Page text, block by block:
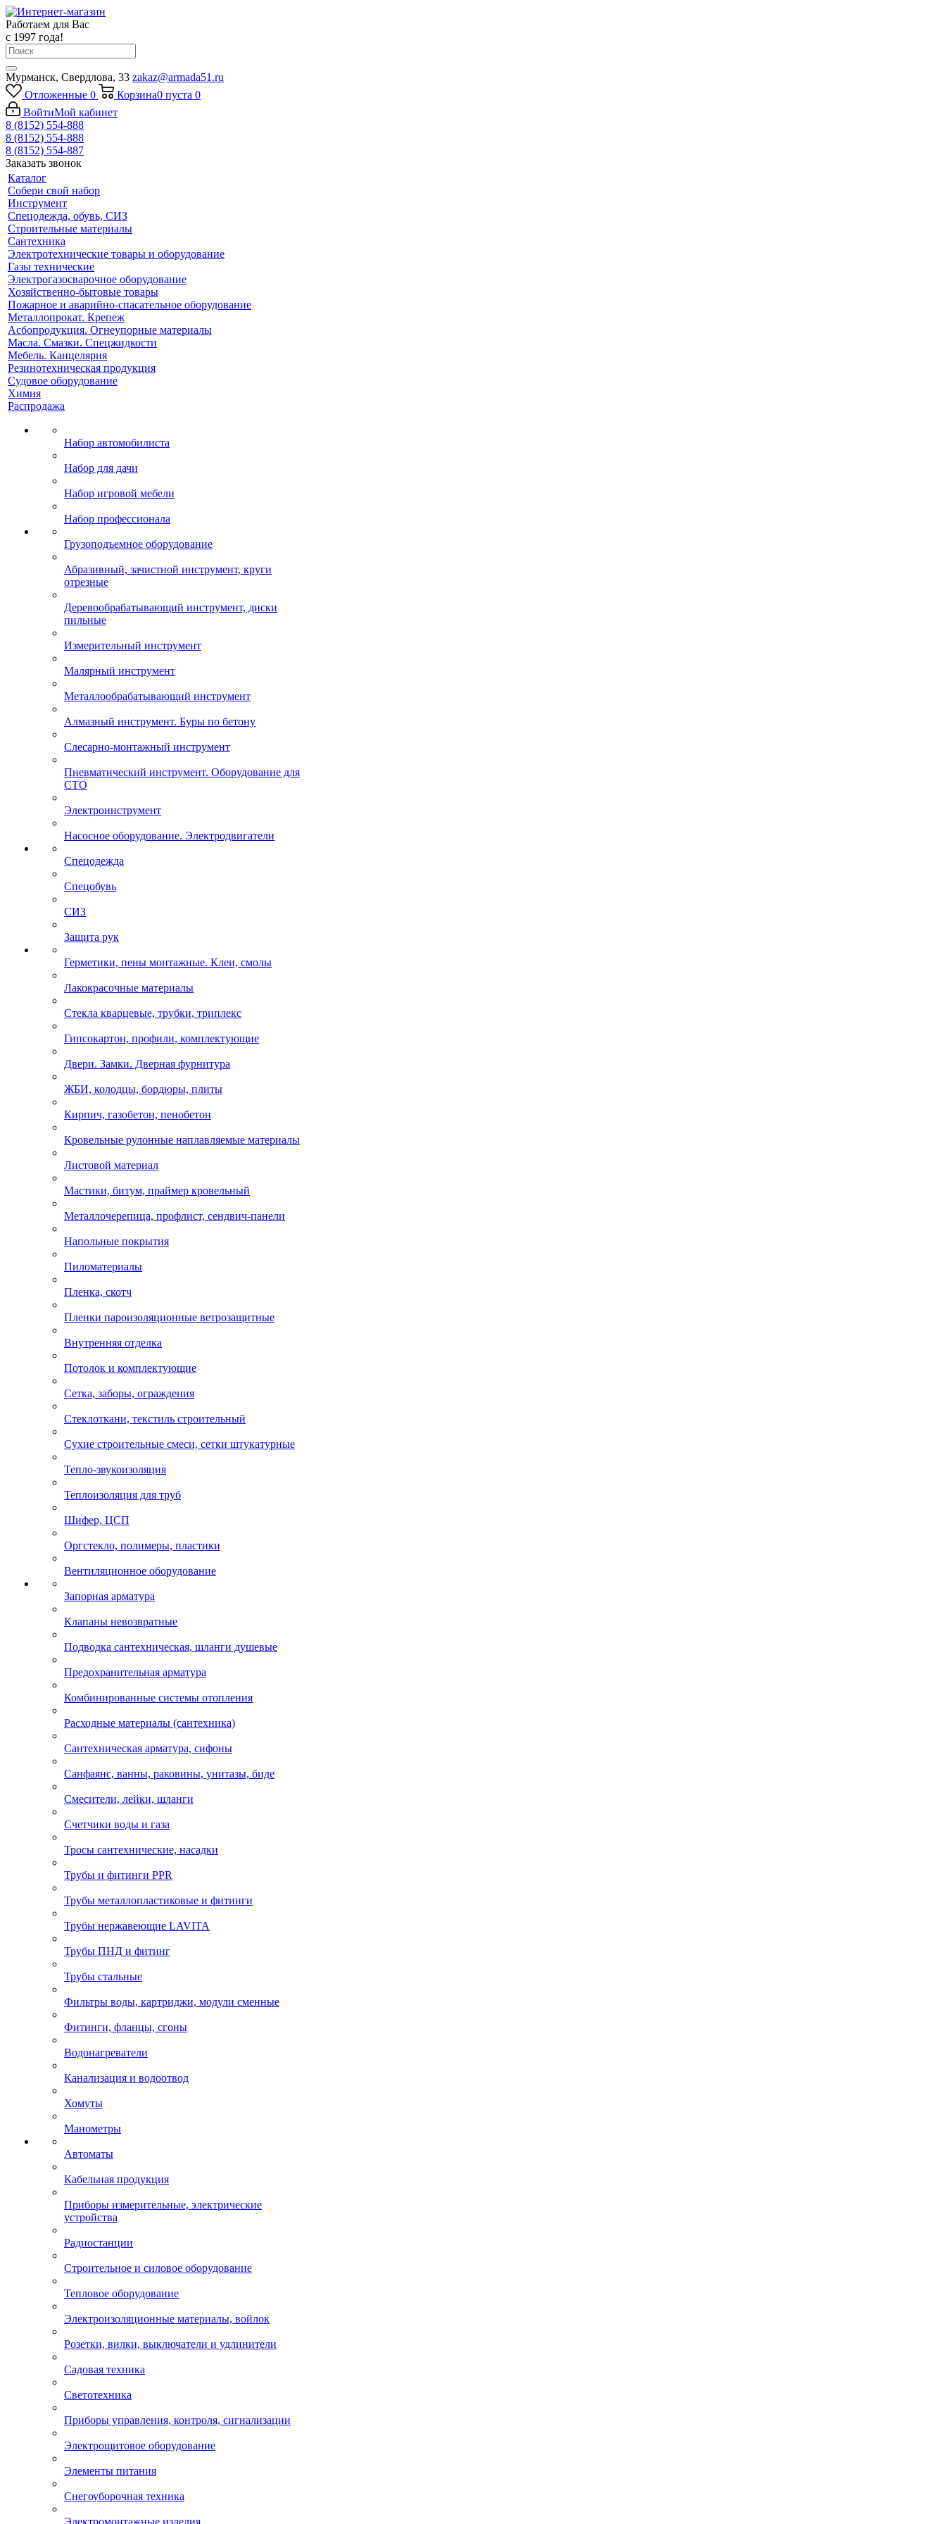
Работаем для Вас
с 1997 года!
Мурманск, Свердлова, 33 zakaz@armada51.ru
Отложенные 0 Корзина0 пуста 0
ВойтиМой кабинет
8 (8152) 554-888
8 (8152) 554-888
8 (8152) 554-887
Заказать звонок
Каталог
Собери свой набор
Инструмент
Спецодежда, обувь, СИЗ
Строительные материалы
Сантехника
Электротехнические товары и оборудование
Газы технические
Электрогазосварочное оборудование
Хозяйственно-бытовые товары
Пожарное и аварийно-спасательное оборудование
Металлопрокат. Крепеж
Асбопродукция. Огнеупорные материалы
Масла. Смазки. Спецжидкости
Мебель. Канцелярия
Резинотехническая продукция
Судовое оборудование
Химия
Распродажа
Набор автомобилиста
Набор для дачи
Набор игровой мебели
Набор профессионала
Грузоподъемное оборудование
Абразивный, зачистной инструмент, круги
отрезные
Деревообрабатывающий инструмент, диски
пильные
Измерительный инструмент
Малярный инструмент
Металлообрабатывающий инструмент
Алмазный инструмент. Буры по бетону
Слесарно-монтажный инструмент
Пневматический инструмент. Оборудование для
СТО
Электроинструмент
Насосное оборудование. Электродвигатели
Спецодежда
Спецобувь
СИЗ
Защита рук
Герметики, пены монтажные. Клеи, смолы
Лакокрасочные материалы
Стекла кварцевые, трубки, триплекс
Гипсокартон, профили, комплектующие
Двери. Замки. Дверная фурнитура
ЖБИ, колодцы, бордюры, плиты
Кирпич, газобетон, пенобетон
Кровельные рулонные наплавляемые материалы
Листовой материал
Мастики, битум, праймер кровельный
Металлочерепица, профлист, сендвич-панели
Напольные покрытия
Пиломатериалы
Пленка, скотч
Пленки пароизоляционные ветрозащитные
Внутренняя отделка
Потолок и комплектующие
Сетка, заборы, ограждения
Стеклоткани, текстиль строительный
Сухие строительные смеси, сетки штукатурные
Тепло-звукоизоляция
Теплоизоляция для труб
Шифер, ЦСП
Оргстекло, полимеры, пластики
Вентиляционное оборудование
Запорная арматура
Клапаны невозвратные
Подводка сантехническая, шланги душевые
Предохранительная арматура
Комбинированные системы отопления
Расходные материалы (сантехника)
Сантехническая арматура, сифоны
Санфаянс, ванны, раковины, унитазы, биде
Смесители, лейки, шланги
Счетчики воды и газа
Тросы сантехнические, насадки
Трубы и фитинги PPR
Трубы металлопластиковые и фитинги
Трубы нержавеющие LAVITA
Трубы ПНД и фитинг
Трубы стальные
Фильтры воды, картриджи, модули сменные
Фитинги, фланцы, сгоны
Водонагреватели
Канализация и водоотвод
Хомуты
Манометры
Автоматы
Кабельная продукция
Приборы измерительные, электрические
устройства
Радиостанции
Строительное и силовое оборудование
Тепловое оборудование
Электроизоляционные материалы, войлок
Розетки, вилки, выключатели и удлинители
Садовая техника
Светотехника
Приборы управления, контроля, сигнализации
Электрощитовое оборудование
Элементы питания
Снегоуборочная техника
Электромонтажные изделия